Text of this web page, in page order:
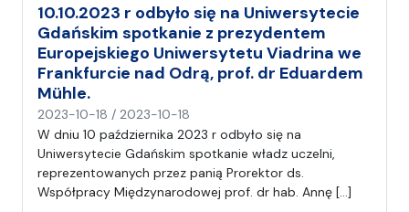
10.10.2023 r odbyło się na Uniwersytecie
Gdańskim spotkanie z prezydentem
Europejskiego Uniwersytetu Viadrina we
Frankfurcie nad Odrą, prof. dr Eduardem
Mühle.
2023-10-18 / 2023-10-18
a
p
i
s
W dniu 10 października 2023 r odbyło się na
Uniwersytecie Gdańskim spotkanie władz uczelni,
reprezentowanych przez panią Prorektor ds.
Współpracy Międzynarodowej prof. dr hab. Annę […]